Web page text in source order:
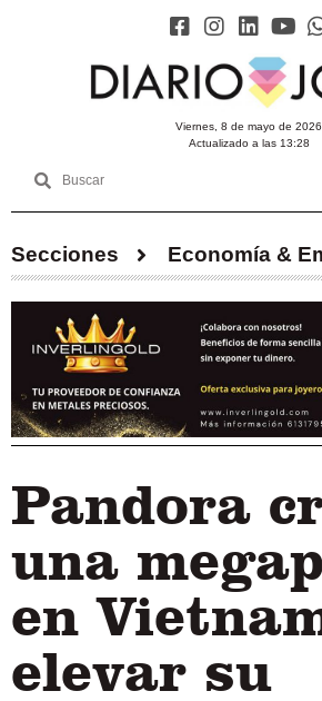
viernes, 8 de mayo de 2026
Actualizado a las 13:28
Secciones Economía &
Pandora
una
en
elevar su